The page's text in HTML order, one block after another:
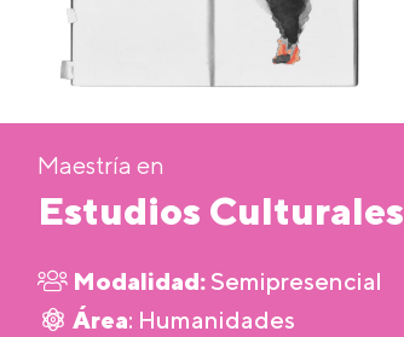
Maestría en
Estudios Culturales
Modalidad: Semipresencial
Área: Humanidades